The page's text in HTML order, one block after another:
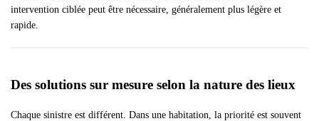
intervention ciblée peut être nécessaire, généralement plus légère et
rapide.
Des solutions sur mesure selon la nature des lieux
Chaque sinistre est différent. Dans une habitation, la priorité est souvent